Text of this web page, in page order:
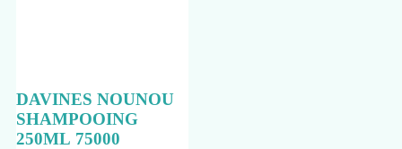
DAVINES NOUNOU
SHAMPOOING
250ML 75000